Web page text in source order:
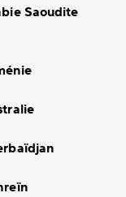
Saoudite